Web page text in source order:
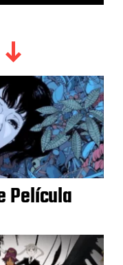
Película